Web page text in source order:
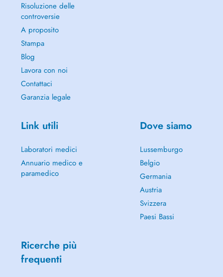
Risoluzione delle
controversie
A proposito
Stampa
Blog
Lavora con noi
Contattaci
Garanzia legale
Link utili
Laboratori medici
Annuario medico e
paramedico
Dove siamo
Lussemburgo
Belgio
Germania
Austria
Svizzera
Paesi Bassi
Ricerche più
frequenti